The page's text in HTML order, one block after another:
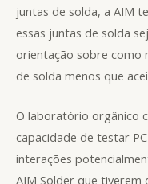
juntas de solda, a AIM
essas juntas de solda
orientação sobre como
de solda menos que
O laboratório orgânico
capacidade de testar
interações
AIM Solder que tiverem